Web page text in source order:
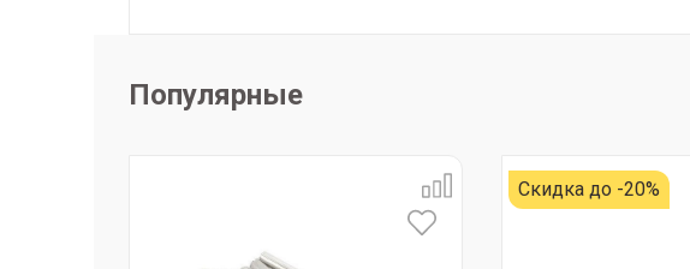
Популярные
Скидка до -20%